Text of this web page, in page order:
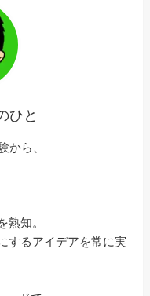
ひと
から、
熟知。
するアイデアを常に実